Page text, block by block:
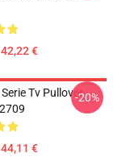
€
Tv Pullover
€
-20%